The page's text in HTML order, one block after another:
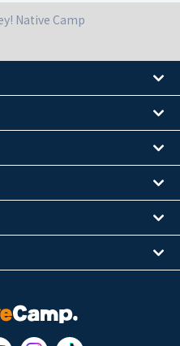
Native Camp